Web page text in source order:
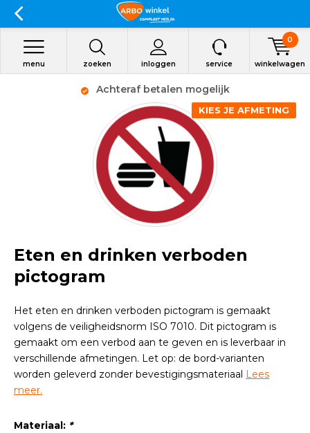
zoeken inloggen
menu service winkelwagen
0
Achteraf betalen mogelijk
KIES JE AFMETING
Eten en drinken verboden
pictogram
Het eten en drinken verboden pictogram is gemaakt
volgens de veiligheidsnorm ISO 7010. Dit pictogram is
gemaakt om een verbod aan te geven en is leverbaar in
verschillende afmetingen. Let op: de bord-varianten
worden geleverd zonder bevestigingsmateriaal Lees
meer.
Materiaal: *